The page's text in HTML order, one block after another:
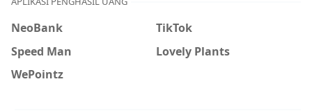
NeoBank
TikTok
Speed Man
Lovely Plants
WePointz